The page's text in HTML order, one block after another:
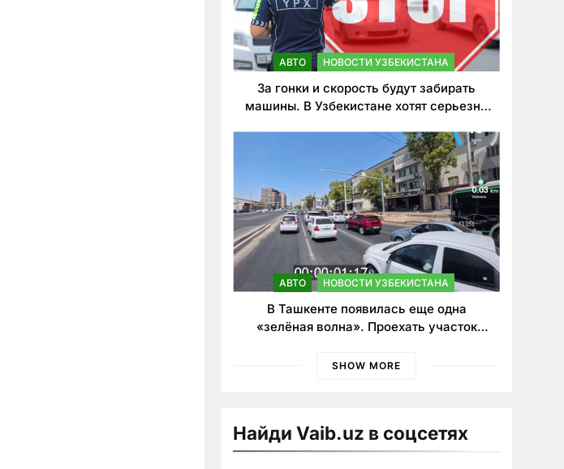
АВТО НОВОСТИ УЗБЕКИСТАНА
За гонки и скорость будут забирать
машины. В Узбекистане хотят серьезно
АВТО НОВОСТИ УЗБЕКИСТАНА
В Ташкенте появилась еще одна
«зелёная волна». Проехать участок
SHOW MORE
Найди Vaib.uz в соцсетях